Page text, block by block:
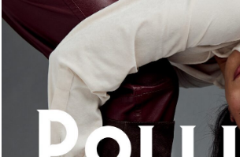
An ode to the house’s vibrant Italian